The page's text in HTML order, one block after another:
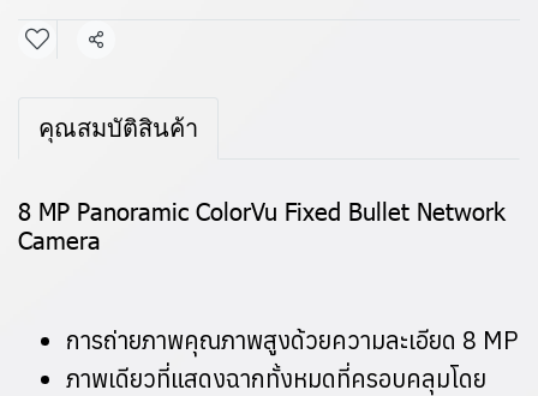
แชร์
คุณสมบัติสินค้า
8 MP Panoramic ColorVu Fixed Bullet Network
Camera
การถ่ายภาพคุณภาพสูงด้วยความละเอียด 8 MP
ภาพเดียวที่แสดงฉากทั้งหมดที่ครอบคลุมโดย